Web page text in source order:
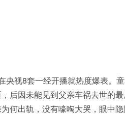
视8套一经开播就热度爆表。
后因未能见到父亲车祸去世的
何出轨，没有嚎啕大哭，眼中